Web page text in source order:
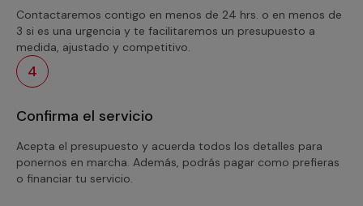
Contactaremos contigo en menos de 24 hrs. o en menos de
3 si es una urgencia y te facilitaremos un presupuesto a
medida, ajustado y competitivo.
4
Confirma el servicio
Acepta el presupuesto y acuerda todos los detalles para
ponernos en marcha. Además, podrás pagar como prefieras
o financiar tu servicio.